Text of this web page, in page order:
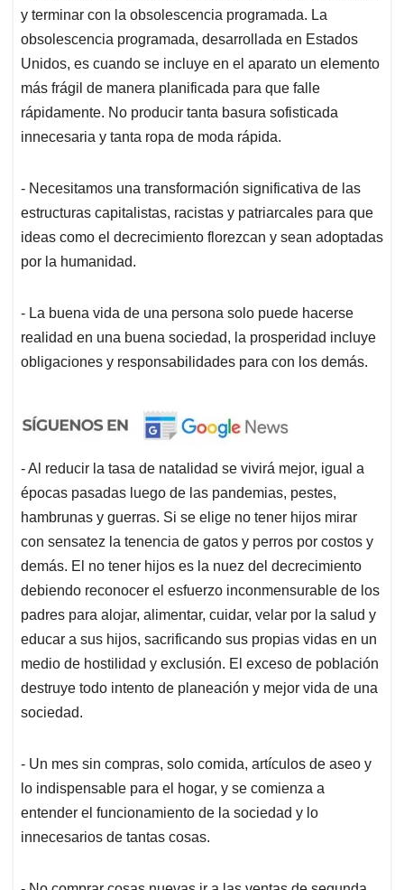
y terminar con la obsolescencia programada. La
obsolescencia programada, desarrollada en Estados
Unidos, es cuando se incluye en el aparato un elemento
más frágil de manera planificada para que falle
rápidamente. No producir tanta basura sofisticada
innecesaria y tanta ropa de moda rápida.
- Necesitamos una transformación significativa de las
estructuras capitalistas, racistas y patriarcales para que
ideas como el decrecimiento florezcan y sean adoptadas
por la humanidad.
- La buena vida de una persona solo puede hacerse
realidad en una buena sociedad, la prosperidad incluye
obligaciones y responsabilidades para con los demás.
- Al reducir la tasa de natalidad se vivirá mejor, igual a
épocas pasadas luego de las pandemias, pestes,
hambrunas y guerras. Si se elige no tener hijos mirar
con sensatez la tenencia de gatos y perros por costos y
demás. El no tener hijos es la nuez del decrecimiento
debiendo reconocer el esfuerzo inconmensurable de los
padres para alojar, alimentar, cuidar, velar por la salud y
educar a sus hijos, sacrificando sus propias vidas en un
medio de hostilidad y exclusión. El exceso de población
destruye todo intento de planeación y mejor vida de una
sociedad.
- Un mes sin compras, solo comida, artículos de aseo y
lo indispensable para el hogar, y se comienza a
entender el funcionamiento de la sociedad y lo
innecesarios de tantas cosas.